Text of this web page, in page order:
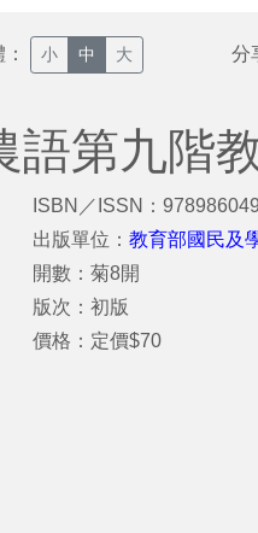
小 中 大 分
語第九階
ISBN／ISSN：
出版單位：教育部國民及
開數：菊8開
版次：初版
價格：定價$70